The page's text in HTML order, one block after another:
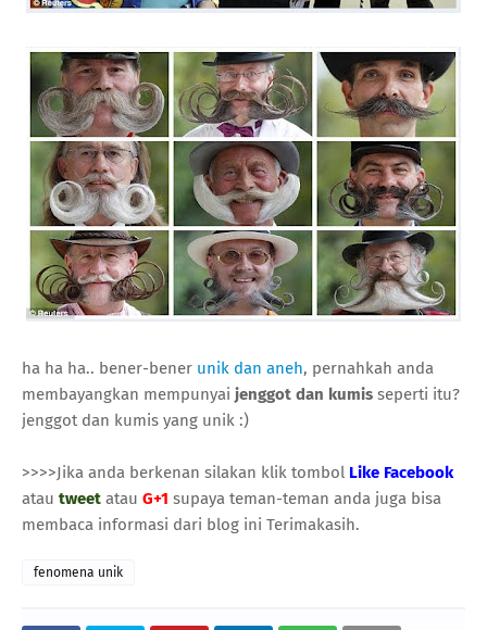
ha ha ha.. bener-bener unik dan aneh, pernahkah anda
membayangkan mempunyai jenggot dan kumis seperti itu?
jenggot dan kumis yang unik :)
>>>>Jika anda berkenan silakan klik tombol Like Facebook
atau tweet atau G+1 supaya teman-teman anda juga bisa
membaca informasi dari blog ini Terimakasih.
fenomena unik